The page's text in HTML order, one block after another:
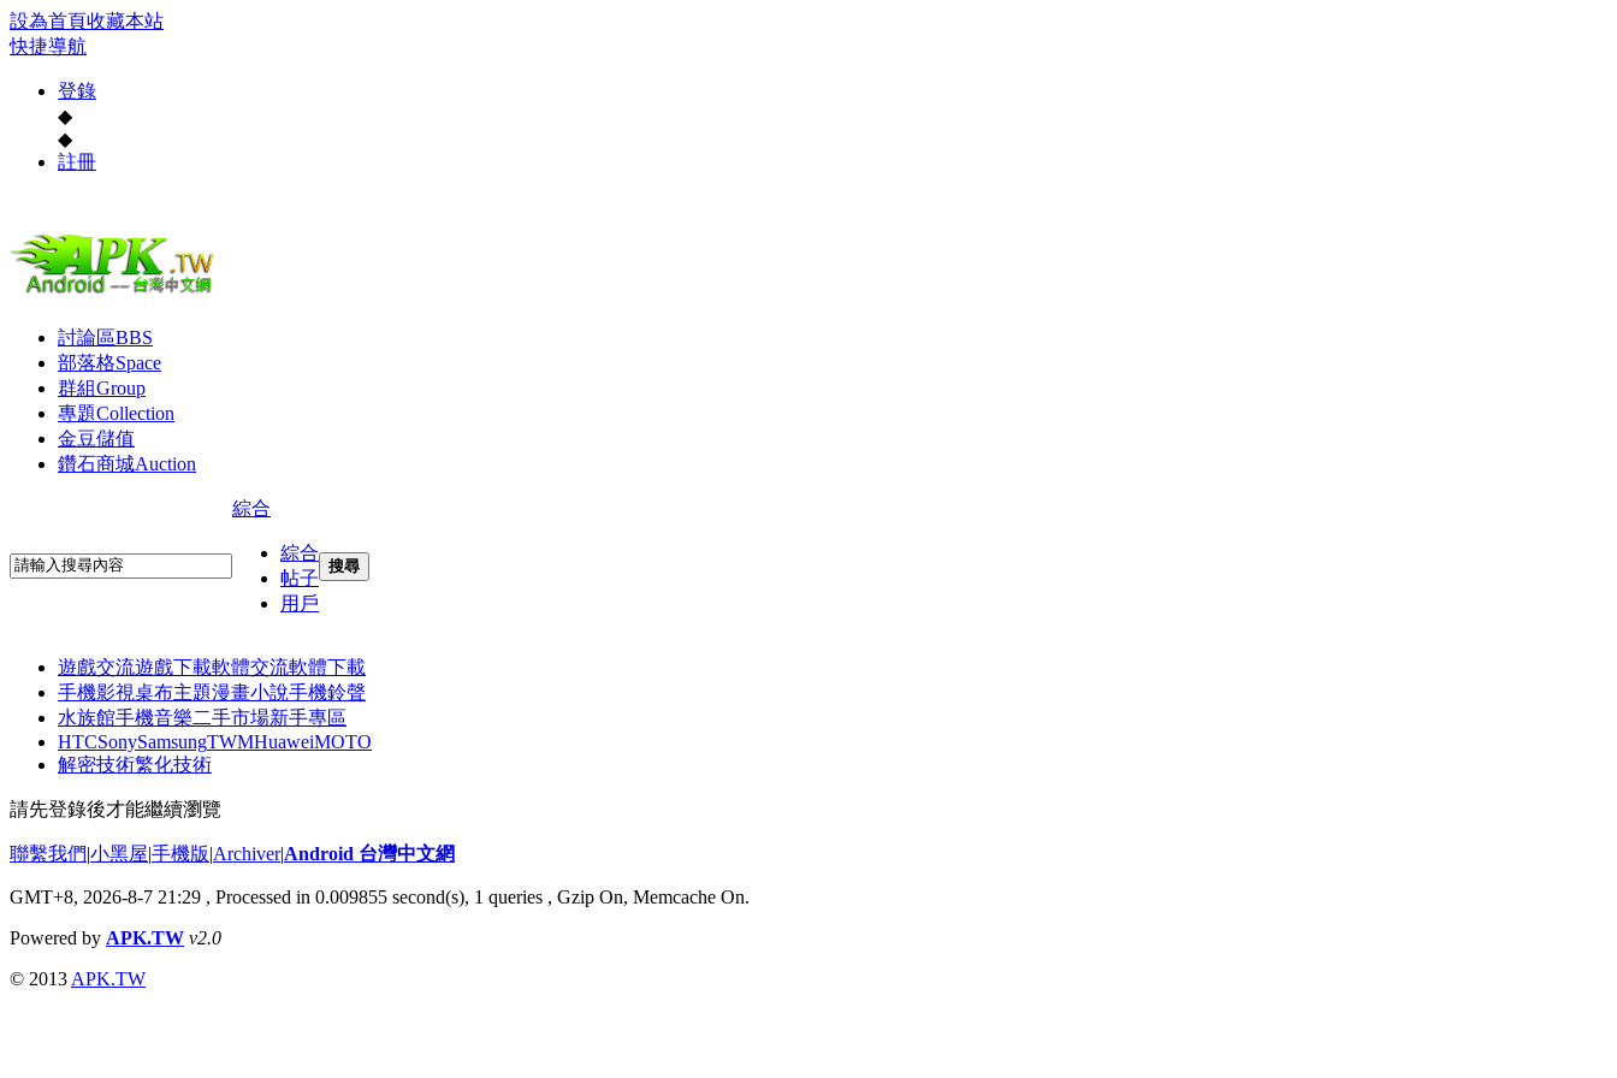
設為首頁收藏本站
快捷導航
登錄
◆
◆
註冊
討論區BBS
部落格Space
群組Group
專題Collection
金豆儲值
鑽石商城Auction
綜合
綜合
帖子
用戶
搜尋
遊戲交流遊戲下載軟體交流軟體下載
手機影視桌布主題漫畫小說手機鈴聲
水族館手機音樂二手市場新手專區
HTCSonySamsungTWMHuaweiMOTO
解密技術繁化技術
請先登錄後才能繼續瀏覽
聯繫我們|小黑屋|手機版|Archiver|Android 台灣中文網
GMT+8, 2026-8-7 21:29 , Processed in 0.009855 second(s), 1 queries , Gzip On, Memcache On.
Powered by APK.TW v2.0
© 2013 APK.TW